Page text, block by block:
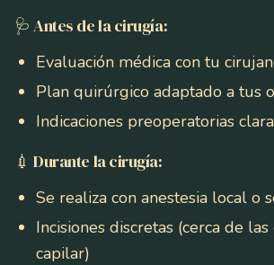
🩺 Antes de la cirugía:
Evaluación médica con tu
Plan quirúrgico adaptado a tus
Indicaciones preoperatorias
💉 Durante la cirugía:
Se realiza con anestesia local o
Incisiones discretas (cerca de
capilar)